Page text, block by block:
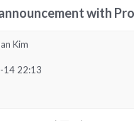
with
Kim
14 22:13